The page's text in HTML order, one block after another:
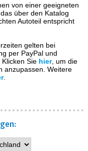
von einer geeigneten
über den Katalog
Autoteil entspricht
gelten bei
per PayPal und
Sie hier, um die
anzupassen. Weitere
.